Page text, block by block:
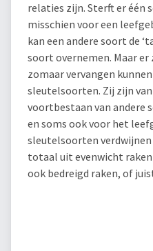
relaties zijn. Sterft er één
misschien voor een
kan een andere soort de
soort overnemen. Maar
zomaar vervangen
sleutelsoorten. Zij zijn
voortbestaan van andere
en soms ook voor het
sleutelsoorten
totaal uit evenwicht
ook bedreigd raken, of